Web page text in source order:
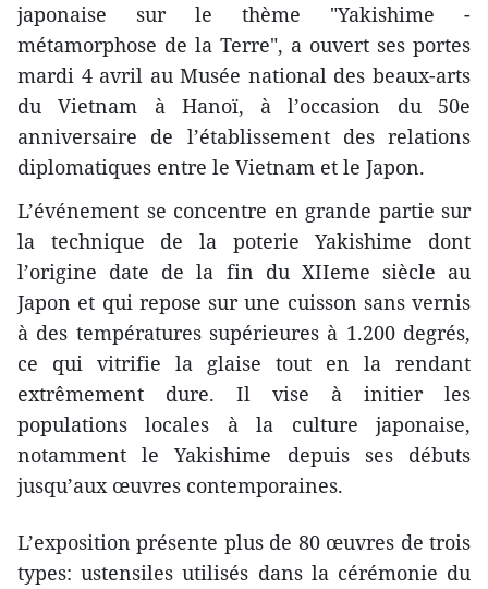
japonaise sur le thème "Yakishime -
métamorphose de la Terre", a ouvert ses portes
mardi 4 avril au Musée national des beaux-arts
du Vietnam à Hanoï, à l’occasion du 50e
anniversaire de l’établissement des relations
diplomatiques entre le Vietnam et le Japon.
L’événement se concentre en grande partie sur
la technique de la poterie Yakishime dont
l’origine date de la fin du XIIeme siècle au
Japon et qui repose sur une cuisson sans vernis
à des températures supérieures à 1.200 degrés,
ce qui vitrifie la glaise tout en la rendant
extrêmement dure. Il vise à initier les
populations locales à la culture japonaise,
notamment le Yakishime depuis ses débuts
jusqu’aux œuvres contemporaines.
L’exposition présente plus de 80 œuvres de trois
types: ustensiles utilisés dans la cérémonie du